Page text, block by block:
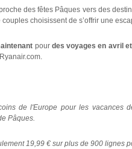
des fêtes Pâques vers des
choisissent de s’offrir une
pour des voyages en avril
de l'Europe pour les vacances
Pâques.
19,99 € sur plus de 900 lignes